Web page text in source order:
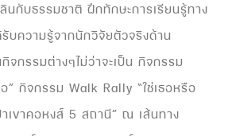
นกับธรรมชาติ ฝึกทักษะการเรียนรู้ทาง
บความรู้จากนักวิจัยตัวจริงด้าน
จกรรมต่างๆไม่ว่าจะเป็น กิจกรรม
อ” กิจกรรม Walk Rally “ใช่เธอหรือ
าเขาคอหงส์ 5 สถานี” ณ เส้นทาง